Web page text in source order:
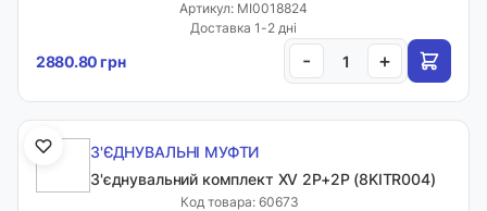
Артикул: MI0018824
Доставка 1-2 дні
2880.80 грн - +
З'ЄДНУВАЛЬНІ МУФТИ
З'єднувальний комплект XV 2P+2P (8KITR004)
Код товара: 60673